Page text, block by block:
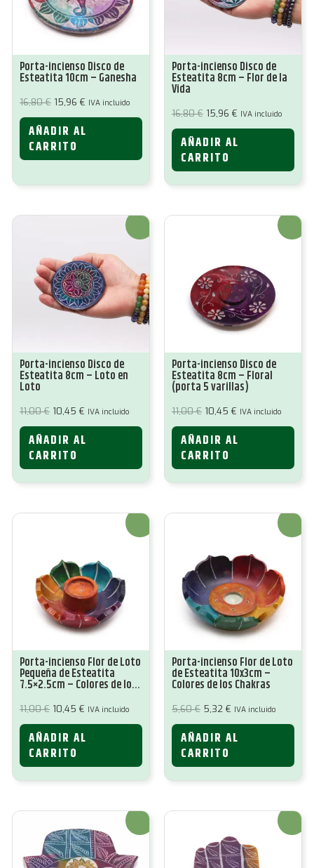
Porta-incienso Disco de
Esteatita 10cm – Ganesha
16,80€ El
original
era:
16,80 €.
15,96 € El
actual
15,96 €.
IVA incluido
AÑADIR AL
CARRITO
Porta-incienso Disco de
Esteatita 8cm – Flor de la
Vida
16,80€ El
original
era:
16,80 €.
15,96 € El
actual
15,96 €.
IVA incluido
AÑADIR AL
CARRITO
¡Oferta!
Porta-incienso Disco de
Esteatita 8cm – Loto en
Loto
11,00€ El
original
era:
11,00 €.
10,45 € El
actual
10,45 €.
IVA incluido
AÑADIR AL
CARRITO
¡Oferta!
Porta-incienso Disco de
Esteatita 8cm – Floral
(porta 5 varillas)
11,00€ El
original
era:
11,00 €.
10,45 € El
actual
10,45 €.
IVA incluido
AÑADIR AL
CARRITO
¡Oferta!
Porta-incienso Flor de Loto
Pequeña de Esteatita
7.5×2.5cm – Colores de los
11,00€ El
original
era:
11,00 €.
10,45 € El
actual
10,45 €.
IVA incluido
AÑADIR AL
CARRITO
¡Oferta!
Porta-incienso Flor de Loto
de Esteatita 10x3cm –
Colores de los Chakras
5,60€ El
original
era:
5,60 €.
5,32 € El
actual
es:
5,32 €.
IVA incluido
AÑADIR AL
CARRITO
¡Oferta! ¡Oferta!